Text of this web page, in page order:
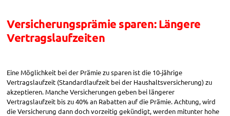
Versicherungsprämie sparen: Längere
Vertragslaufzeiten
Eine Möglichkeit bei der Prämie zu sparen ist die 10-jährige
Vertragslaufzeit (Standardlaufzeit bei der Haushaltsversicherung) zu
akzeptieren. Manche Versicherungen geben bei längerer
Vertragslaufzeit bis zu 40% an Rabatten auf die Prämie. Achtung, wird
die Versicherung dann doch vorzeitig gekündigt, werden mitunter hohe